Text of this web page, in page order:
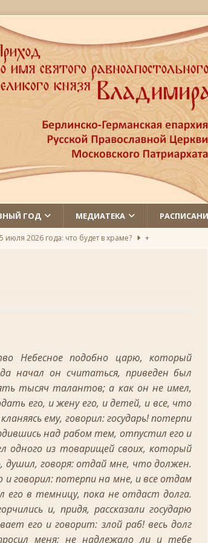
ГОД МЕДИАТЕКА
июля 2026 года: что будет в храме?
+
Аз есмь Бог!»
ПАСХА
ВЕЛИКИЙ ПОСТ
ВЕЛИКИЙ ПОСТ
первой разлуки.
СРЕТЕНИЕ
ГОСПОДНЕ
РОЖДЕСТВЕНСКИЙ ПОСТ
7 декабря 2025 года: что будет в храме?
Небесное подобно царю, который
начал он считаться, приведен был
тысяч талантов; а как он не имел,
его, и жену его, и детей, и все, что
ему, говорил: государь! потерпи
над рабом тем, отпустил его и
из товарищей своих, который
душил, говоря: отдай мне, что должен.
и говорил: потерпи на мне, и все отдам
в темницу, пока не отдаст долга.
и, придя, рассказали государю
его и говорит: злой раб! весь долг
меня; не надлежало ли и тебе